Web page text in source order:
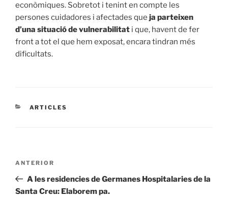
econòmiques. Sobretot i tenint en compte les
persones cuidadores i afectades que ja parteixen
d’una situació de vulnerabilitat i que, havent de fer
front a tot el que hem exposat, encara tindran més
dificultats.
CATEGORIES
ARTICLES
Entrada
anterior
ANTERIOR
A les residencies de Germanes Hospitalaries de la
Santa Creu: Elaborem pa.